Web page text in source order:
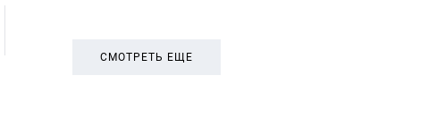
СМОТРЕТЬ ЕЩЕ